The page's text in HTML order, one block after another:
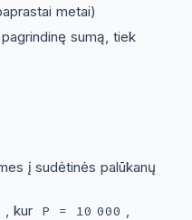
metai)
sumą, tiek
į sudėtinės palūkanų
, kur P = 10 000 ,